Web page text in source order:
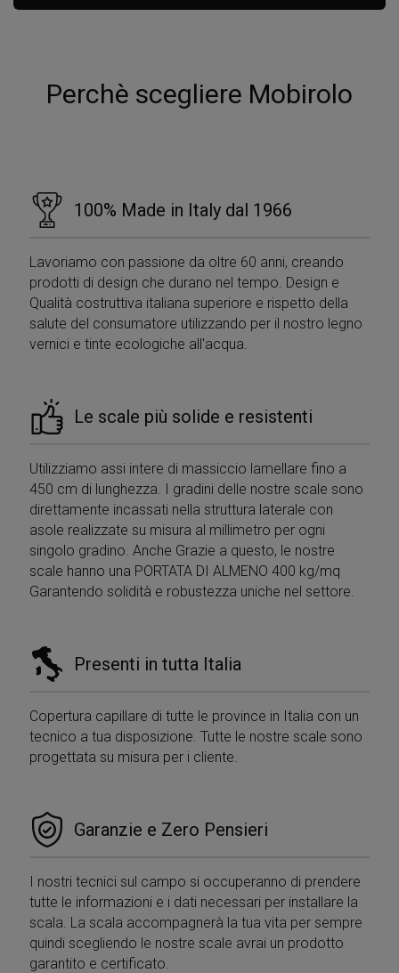
Perchè scegliere Mobirolo
100% Made in Italy dal 1966
Lavoriamo con passione da oltre 60 anni, creando
prodotti di design che durano nel tempo. Design e
Qualità costruttiva italiana superiore e rispetto della
salute del consumatore utilizzando per il nostro legno
vernici e tinte ecologiche all'acqua.
Le scale più solide e resistenti
Utilizziamo assi intere di massiccio lamellare fino a
450 cm di lunghezza. I gradini delle nostre scale sono
direttamente incassati nella struttura laterale con
asole realizzate su misura al millimetro per ogni
singolo gradino. Anche Grazie a questo, le nostre
scale hanno una PORTATA DI ALMENO 400 kg/mq
Garantendo solidità e robustezza uniche nel settore.
Presenti in tutta Italia
Copertura capillare di tutte le province in Italia con un
tecnico a tua disposizione. Tutte le nostre scale sono
progettata su misura per i cliente.
Garanzie e Zero Pensieri
I nostri tecnici sul campo si occuperanno di prendere
tutte le informazioni e i dati necessari per installare la
scala. La scala accompagnerà la tua vita per sempre
quindi scegliendo le nostre scale avrai un prodotto
garantito e certificato.